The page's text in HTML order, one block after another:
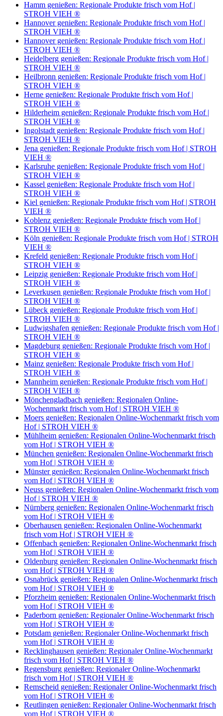
Hamm genießen: Regionale Produkte frisch vom Hof |
STROH VIEH ®
Hannover genießen: Regionale Produkte frisch vom Hof |
STROH VIEH ®
Hannover genießen: Regionale Produkte frisch vom Hof |
STROH VIEH ®
Heidelberg genießen: Regionale Produkte frisch vom Hof |
STROH VIEH ®
Heilbronn genießen: Regionale Produkte frisch vom Hof |
STROH VIEH ®
Herne genießen: Regionale Produkte frisch vom Hof |
STROH VIEH ®
Hilderheim genießen: Regionale Produkte frisch vom Hof |
STROH VIEH ®
Ingolstadt genießen: Regionale Produkte frisch vom Hof |
STROH VIEH ®
Jena genießen: Regionale Produkte frisch vom Hof | STROH
VIEH ®
Karlsruhe genießen: Regionale Produkte frisch vom Hof |
STROH VIEH ®
Kassel genießen: Regionale Produkte frisch vom Hof |
STROH VIEH ®
Kiel genießen: Regionale Produkte frisch vom Hof | STROH
VIEH ®
Koblenz genießen: Regionale Produkte frisch vom Hof |
STROH VIEH ®
Köln genießen: Regionale Produkte frisch vom Hof | STROH
VIEH ®
Krefeld genießen: Regionale Produkte frisch vom Hof |
STROH VIEH ®
Leipzig genießen: Regionale Produkte frisch vom Hof |
STROH VIEH ®
Leverkusen genießen: Regionale Produkte frisch vom Hof |
STROH VIEH ®
Lübeck genießen: Regionale Produkte frisch vom Hof |
STROH VIEH ®
Ludwigshafen genießen: Regionale Produkte frisch vom Hof |
STROH VIEH ®
Magdeburg genießen: Regionale Produkte frisch vom Hof |
STROH VIEH ®
Mainz genießen: Regionale Produkte frisch vom Hof |
STROH VIEH ®
Mannheim genießen: Regionale Produkte frisch vom Hof |
STROH VIEH ®
Mönchengladbach genießen: Regionalen Online-
Wochenmarkt frisch vom Hof | STROH VIEH ®
Moers genießen: Regionalen Online-Wochenmarkt frisch vom
Hof | STROH VIEH ®
Mühlheim genießen: Regionalen Online-Wochenmarkt frisch
vom Hof | STROH VIEH ®
München genießen: Regionalen Online-Wochenmarkt frisch
vom Hof | STROH VIEH ®
Münster genießen: Regionalen Online-Wochenmarkt frisch
vom Hof | STROH VIEH ®
Neuss genießen: Regionalen Online-Wochenmarkt frisch vom
Hof | STROH VIEH ®
Nürnberg genießen: Regionalen Online-Wochenmarkt frisch
vom Hof | STROH VIEH ®
Oberhausen genießen: Regionalen Online-Wochenmarkt
frisch vom Hof | STROH VIEH ®
Offenbach genießen: Regionalen Online-Wochenmarkt frisch
vom Hof | STROH VIEH ®
Oldenburg genießen: Regionalen Online-Wochenmarkt frisch
vom Hof | STROH VIEH ®
Osnabrück genießen: Regionalen Online-Wochenmarkt frisch
vom Hof | STROH VIEH ®
Pforzheim genießen: Regionalen Online-Wochenmarkt frisch
vom Hof | STROH VIEH ®
Paderborn genießen: Regionaler Online-Wochenmarkt frisch
vom Hof | STROH VIEH ®
Potsdam genießen: Regionaler Online-Wochenmarkt frisch
vom Hof | STROH VIEH ®
Recklinghausen genießen: Regionaler Online-Wochenmarkt
frisch vom Hof | STROH VIEH ®
Regensburg genießen: Regionaler Online-Wochenmarkt
frisch vom Hof | STROH VIEH ®
Remscheid genießen: Regionaler Online-Wochenmarkt frisch
vom Hof | STROH VIEH ®
Reutlingen genießen: Regionaler Online-Wochenmarkt frisch
vom Hof | STROH VIEH ®